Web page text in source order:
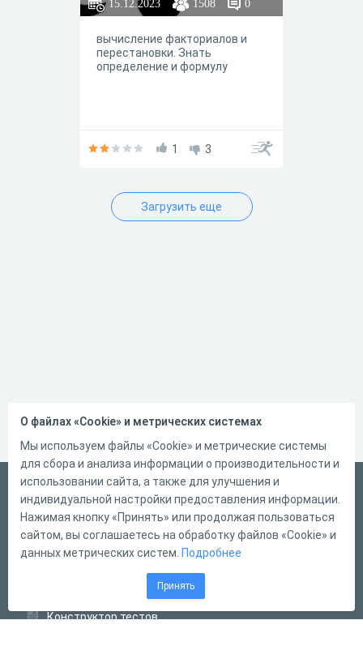
15.12.2023 1508 0
вычисление факториалов и
перестановки. Знать
определение и формулу
1 3
Загрузить еще
Русский
Справка
Форма обратной связи
Конструктор тестов
О файлах «Cookie» и метрических системах
Мы используем файлы «Cookie» и метрические системы
для сбора и анализа информации о производительности и
использовании сайта, а также для улучшения и
индивидуальной настройки предоставления информации.
Нажимая кнопку «Принять» или продолжая пользоваться
сайтом, вы соглашаетесь на обработку файлов «Cookie» и
данных метрических систем. Подробнее
Принять